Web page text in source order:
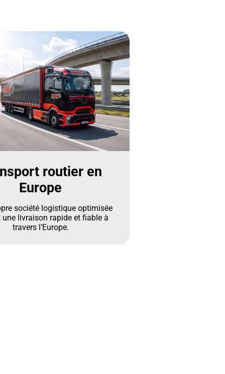
routier en
Europe
société logistique optimisée
livraison rapide et fiable à
travers l’Europe.